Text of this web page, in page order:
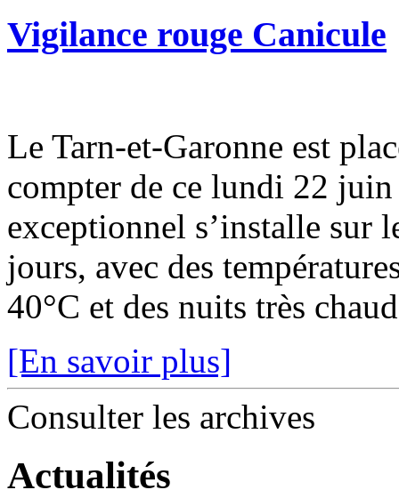
Vigilance rouge Canicule
Le Tarn-et-Garonne est
compter de ce lundi 22
exceptionnel s’installe sur
jours, avec des
40°C et des nuits très
[En savoir plus]
Consulter les archives
Actualités